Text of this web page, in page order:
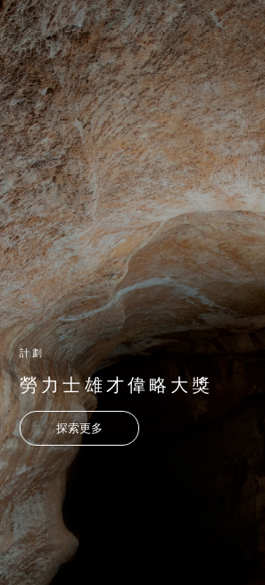
計劃
勞力士雄才偉略大獎
探索更多